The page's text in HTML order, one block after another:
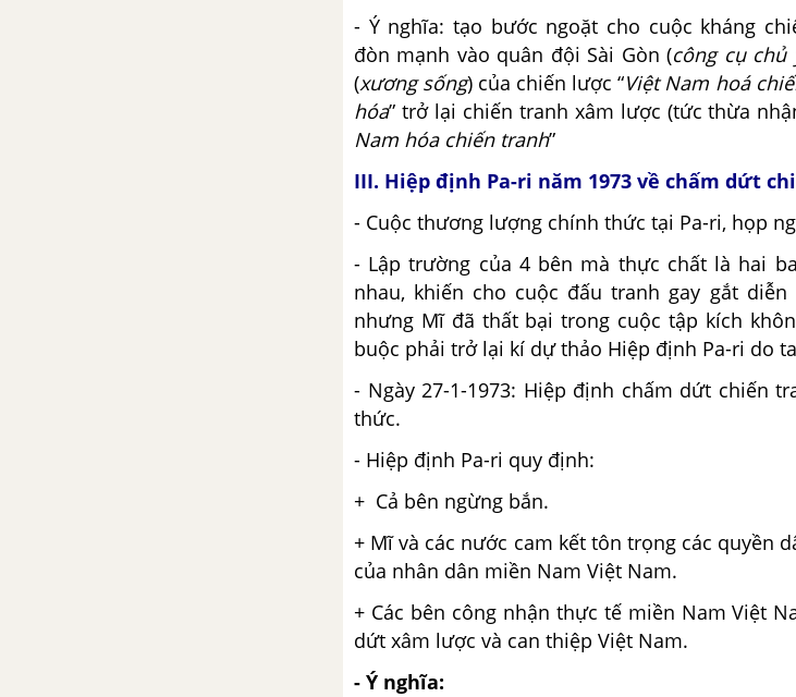
- Ý nghĩa: tạo bước ngoặt cho cuộc kháng
đòn mạnh vào quân đội Sài Gòn (công cụ chủ
(xương sống) của chiến lược “Việt Nam hoá
hóa” trở lại chiến tranh xâm lược (tức thừa
Nam hóa chiến tranh”
III. Hiệp định Pa-ri năm 1973 về chấm dứt
- Cuộc thương lượng chính thức tại Pa-ri, họp
- Lập trường của 4 bên mà thực chất là hai
nhau, khiến cho cuộc đấu tranh gay gắt
nhưng Mĩ đã thất bại trong cuộc tập kích
buộc phải trở lại kí dự thảo Hiệp định Pa-ri do
- Ngày 27-1-1973: Hiệp định chấm dứt chiến
thức.
- Hiệp định Pa-ri quy định:
+ Cả bên ngừng bắn.
+ Mĩ và các nước cam kết tôn trọng các quyền
của nhân dân miền Nam Việt Nam.
+ Các bên công nhận thực tế miền Nam Việt
dứt xâm lược và can thiệp Việt Nam.
- Ý nghĩa: